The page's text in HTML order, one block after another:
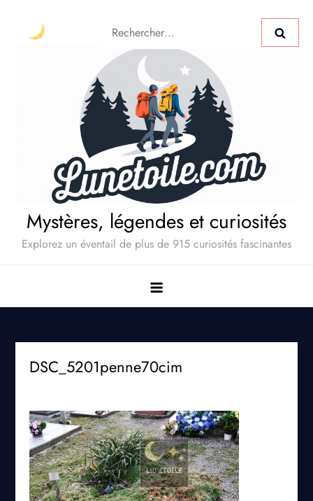
Mystères, légendes et curiosités
Explorez un éventail de plus de 915 curiosités fascinantes
DSC_5201penne70cim